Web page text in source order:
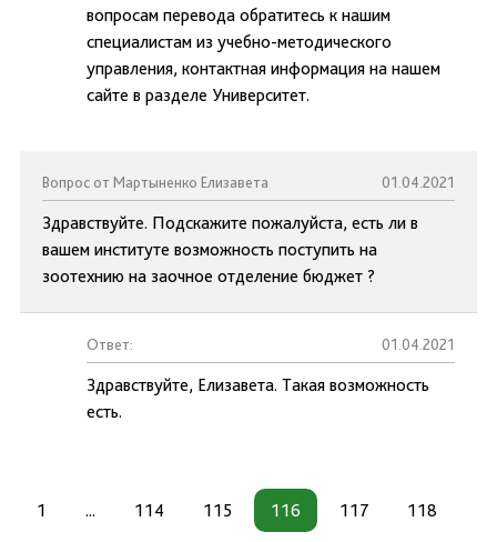
вопросам перевода обратитесь к нашим
специалистам из учебно-методического
управления, контактная информация на нашем
сайте в разделе Университет.
Вопрос от Мартыненко Елизавета 01.04.2021
Здравствуйте. Подскажите пожалуйста, есть ли в
вашем институте возможность поступить на
зоотехнию на заочное отделение бюджет ?
Ответ: 01.04.2021
Здравствуйте, Елизавета. Такая возможность
есть.
1 ... 114 115 116 117 118